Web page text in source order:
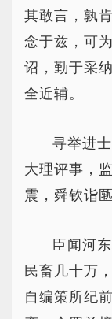
其敢言，孰
念于兹，可
诏，勤于采
全近辅。
寻举进
大理评事，
震，舜钦诣
臣闻河
民畜几十万
自编策所纪